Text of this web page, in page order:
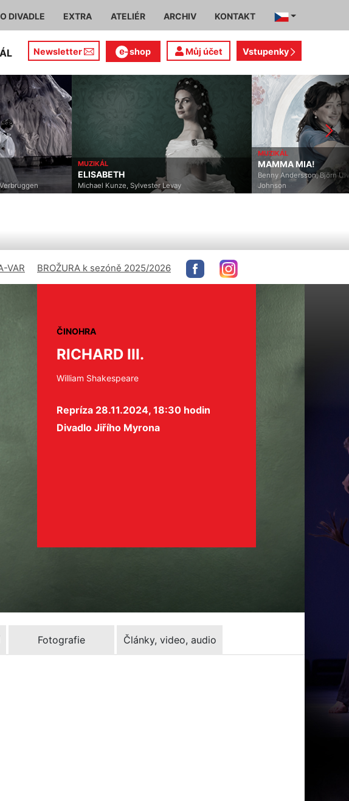
O DIVADLE EXTRA ATELIÉR ARCHIV KONTAKT
Newsletter shop Můj účet Vstupenky
MUZIKÁL
ELISABETH
Michael Kunze, Sylvester Levay
MUZIKÁL
MAMMA MIA!
Benny Andersson, Björn
Johnson
VAR BROŽURA k sezóně 2025/2026
ČINOHRA
RICHARD III.
William Shakespeare
Repríza 28.11.2024, 18:30 hodin
Divadlo Jiřího Myrona
Fotografie Články, video, audio